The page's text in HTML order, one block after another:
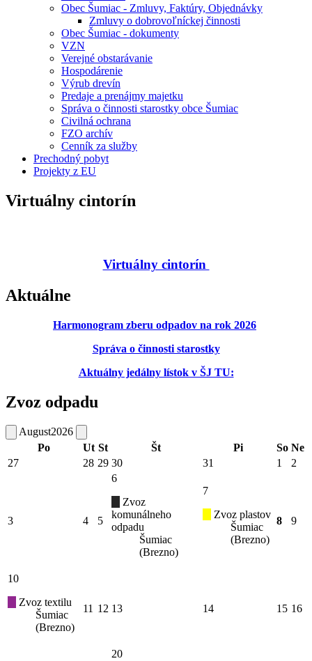
Obec Šumiac - Zmluvy, Faktúry, Objednávky
Zmluvy o dobrovoľníckej činnosti
Obec Šumiac - dokumenty
VZN
Verejné obstarávanie
Hospodárenie
Výrub drevín
Predaje a prenájmy majetku
Správa o činnosti starostky obce Šumiac
Civilná ochrana
FZO archív
Cenník za služby
Prechodný pobyt
Projekty z EU
Virtuálny cintorín
Virtuálny cintorín
Aktuálne
Harmonogram zberu odpadov na rok 2026
Správa o činnosti starostky
Aktuálny jedálny lístok v ŠJ TU:
Zvoz odpadu
August2026
Po
Ut St Št Pi So Ne
27
28 29 30 31 1 2
3 4 5
6
Zvoz
komunálneho
odpadu
Šumiac
(Brezno)
7
Zvoz plastov
Šumiac
(Brezno)
8 9
10
Zvoz textilu
Šumiac
(Brezno)
11 12 13 14 15 16
20